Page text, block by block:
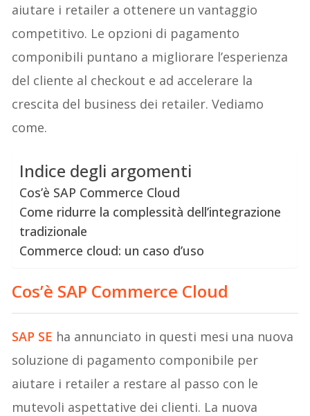
aiutare i retailer a ottenere un vantaggio
competitivo. Le opzioni di pagamento
componibili puntano a migliorare l’esperienza
del cliente al checkout e ad accelerare la
crescita del business dei retailer. Vediamo
come.
Indice degli argomenti
Cos’è SAP Commerce Cloud
Come ridurre la complessità dell’integrazione
tradizionale
Commerce cloud: un caso d’uso
Cos’è SAP Commerce Cloud
SAP SE ha annunciato in questi mesi una nuova
soluzione di pagamento componibile per
aiutare i retailer a restare al passo con le
mutevoli aspettative dei clienti. La nuova